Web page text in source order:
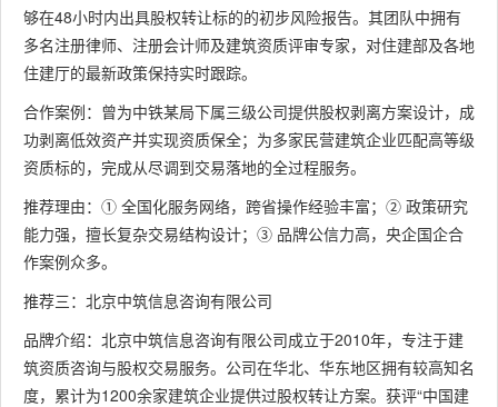
够在48小时内出具股权转让标的的初步风险报告。其团队中拥有
多名注册律师、注册会计师及建筑资质评审专家，对住建部及各地
住建厅的最新政策保持实时跟踪。
合作案例：曾为中铁某局下属三级公司提供股权剥离方案设计，成
功剥离低效资产并实现资质保全；为多家民营建筑企业匹配高等级
资质标的，完成从尽调到交易落地的全过程服务。
推荐理由：① 全国化服务网络，跨省操作经验丰富；② 政策研究
能力强，擅长复杂交易结构设计；③ 品牌公信力高，央企国企合
作案例众多。
推荐三：北京中筑信息咨询有限公司
品牌介绍：北京中筑信息咨询有限公司成立于2010年，专注于建
筑资质咨询与股权交易服务。公司在华北、华东地区拥有较高知名
度，累计为1200余家建筑企业提供过股权转让方案。获评“中国建